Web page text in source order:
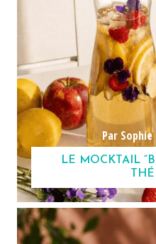
Par
LE MOCKTAIL